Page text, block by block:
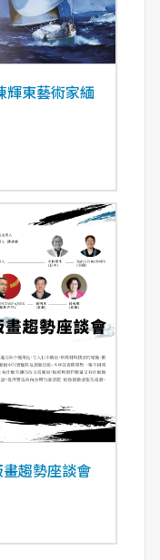
輝東藝術家緬
畫趨勢座談會